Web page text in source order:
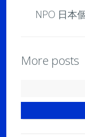
NPO 日本
More posts